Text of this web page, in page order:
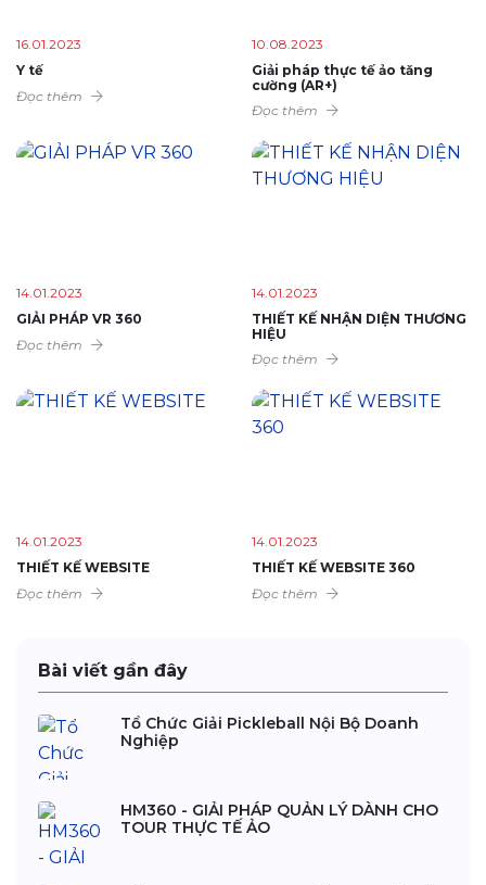
16.01.2023
Y tế
Đọc thêm
10.08.2023
Giải pháp thực tế ảo tăng
cường (AR+)
Đọc thêm
14.01.2023
GIẢI PHÁP VR 360
Đọc thêm
14.01.2023
THIẾT KẾ NHẬN DIỆN THƯƠNG
HIỆU
Đọc thêm
14.01.2023
THIẾT KẾ WEBSITE
Đọc thêm
14.01.2023
THIẾT KẾ WEBSITE 360
Đọc thêm
Bài viết gần đây
Tổ Chức Giải Pickleball Nội Bộ Doanh
Nghiệp
HM360 - GIẢI PHÁP QUẢN LÝ DÀNH CHO
TOUR THỰC TẾ ẢO